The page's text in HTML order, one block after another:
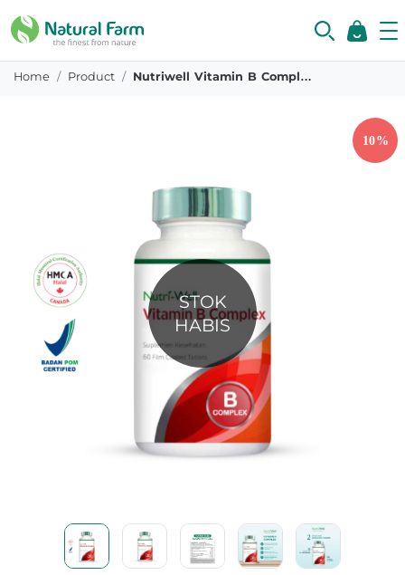
Home Product Nutriwell Vitamin B Complex 60 Tablet
STOK
HABIS